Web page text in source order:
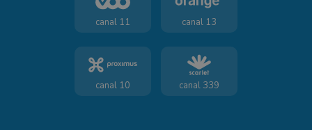
canal 11 canal 13
canal 10 canal 339